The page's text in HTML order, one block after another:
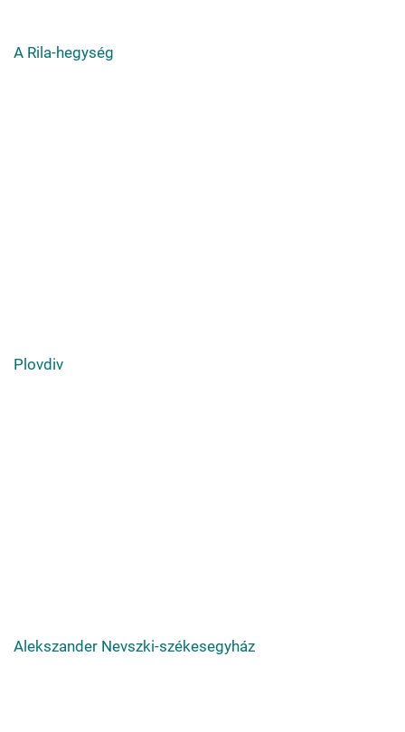
A Rila-hegység
Plovdiv
Alekszander Nevszki-székesegyház